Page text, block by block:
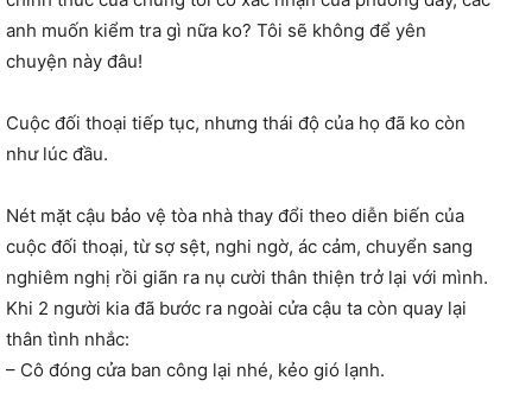
anh muốn kiểm tra gì nữa ko? Tôi sẽ không để yên
chuyện này đâu!
Cuộc đối thoại tiếp tục, nhưng thái độ của họ đã ko còn
như lúc đầu.
Nét mặt cậu bảo vệ tòa nhà thay đổi theo diễn biến của
cuộc đối thoại, từ sợ sệt, nghi ngờ, ác cảm, chuyển sang
nghiêm nghị rồi giãn ra nụ cười thân thiện trở lại với mình.
Khi 2 người kia đã bước ra ngoài cửa cậu ta còn quay lại
thân tình nhắc:
– Cô đóng cửa ban công lại nhé, kẻo gió lạnh.